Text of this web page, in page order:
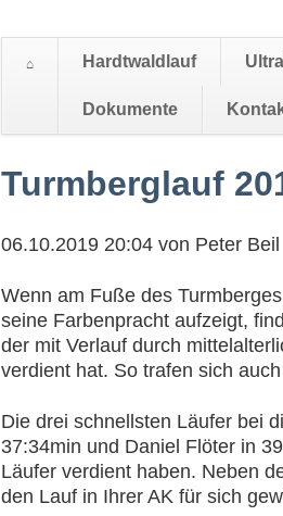
Hardtwaldlauf
Dokumente
überspringen
Turmberglauf
06.10.2019 20:04 von Peter Beil
Wenn am Fuße des
seine Farbenpracht aufzeigt,
der mit Verlauf durch
verdient hat. So trafen sich
Die drei schnellsten Läufer bei
37:34min und Daniel Flöter in
Läufer verdient haben. Neben
den Lauf in Ihrer AK für sich